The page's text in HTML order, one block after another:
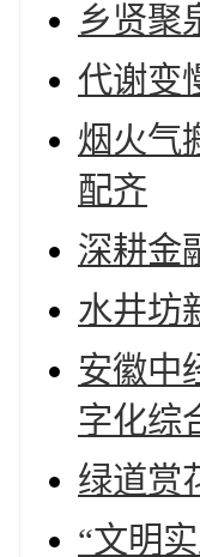
乡贤聚
代谢变
烟火气
配齐
深耕金
水井坊
安徽中
字化综
绿道赏
“文明